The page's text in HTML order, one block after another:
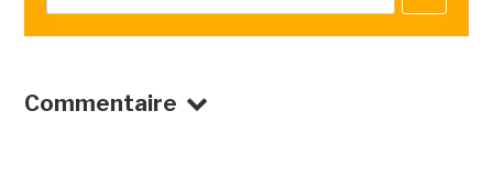
Commentaire